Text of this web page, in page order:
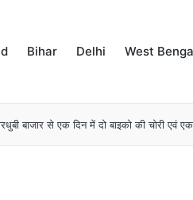
Bihar Delhi West
बाजार से एक दिन में दो बाइको की चोरी एवं